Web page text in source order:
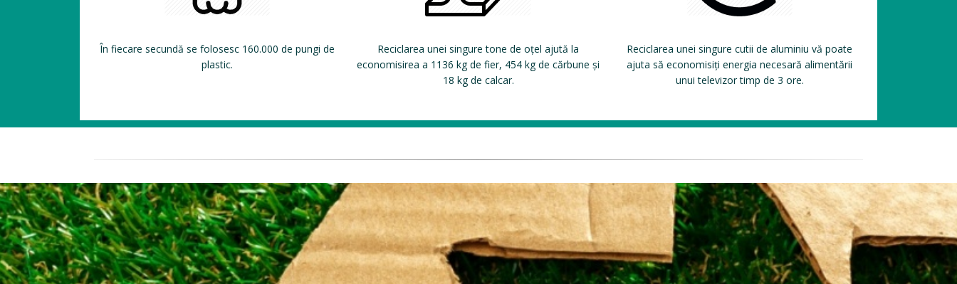
În fiecare secundă se folosesc 160.000 de pungi de
plastic.
Reciclarea unei singure tone de oțel ajută la
economisirea a 1136 kg de fier, 454 kg de cărbune și
18 kg de calcar.
Reciclarea unei singure cutii de aluminiu vă poate
ajuta să economisiți energia necesară alimentării
unui televizor timp de 3 ore.